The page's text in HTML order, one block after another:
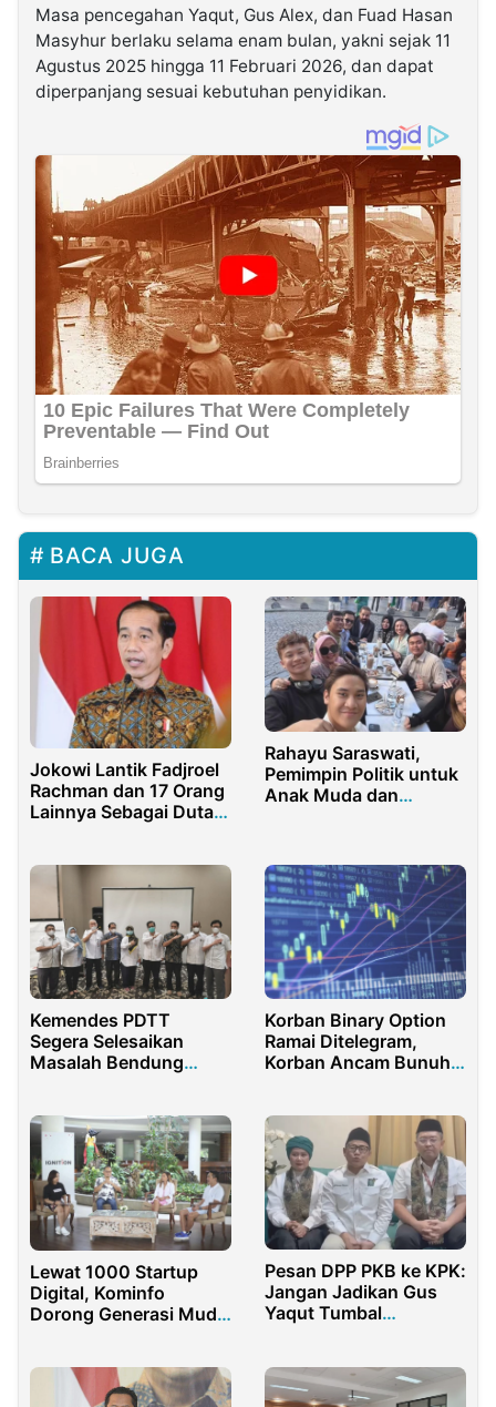
Masa pencegahan Yaqut, Gus Alex, dan Fuad Hasan
Masyhur berlaku selama enam bulan, yakni sejak 11
Agustus 2025 hingga 11 Februari 2026, dan dapat
diperpanjang sesuai kebutuhan penyidikan.
BACA JUGA
Jokowi Lantik Fadjroel
Rachman dan 17 Orang
Lainnya Sebagai Duta
Rahayu Saraswati,
Pemimpin Politik untuk
Anak Muda dan
Kemendes PDTT
Segera Selesaikan
Masalah Bendung
Korban Binary Option
Ramai Ditelegram,
Korban Ancam Bunuh
Lewat 1000 Startup
Digital, Kominfo
Dorong Generasi Muda
Pesan DPP PKB ke KPK:
Jangan Jadikan Gus
Yaqut Tumbal